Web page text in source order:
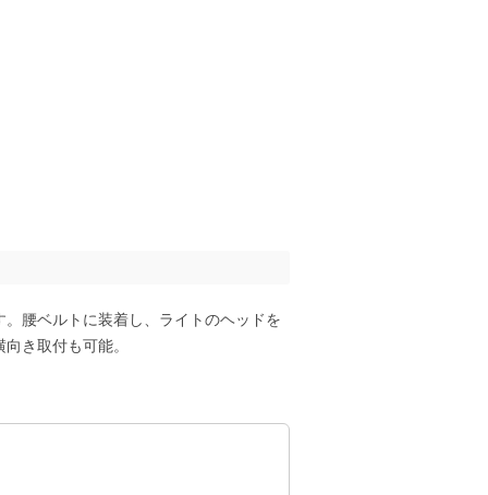
腰ベルトに装着し、ライトのヘッドを
き取付も可能。